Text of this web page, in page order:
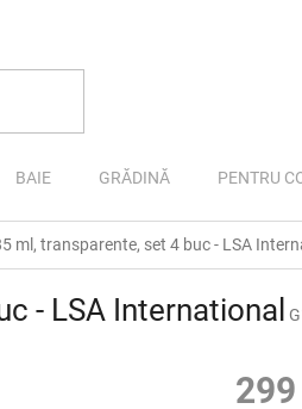
BAIE GRĂDINĂ PENTRU
ml, transparente, set 4 buc - LSA
- LSA International